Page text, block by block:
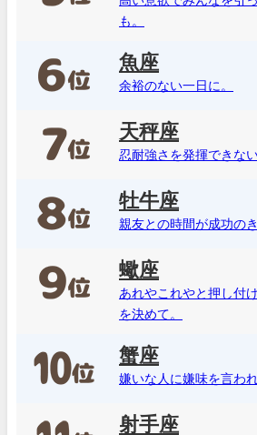
も。
魚座
余裕のない一日に。
天秤座
忍耐強さを発揮できない
牡牛座
親友との時間が成功の
蠍座
あれやこれやと押し付
を決めて。
蟹座
嫌いな人に嫌味を言わ
射手座